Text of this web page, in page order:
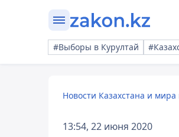
#Выборы в Курултай
Новости Казахстана и мира
13:54, 22 июня 2020